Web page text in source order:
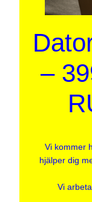
–
Vi kommer
hjälper dig
Vi